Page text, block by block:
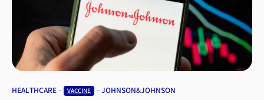
않아 병원에 가기 위해 자가키트로 검진 후 양성판정을 받았다. 남편과 9살,
5살 난 두 딸은 다행히 음성이었다. 그는 “백신을 3차까지 맞았는데, 이젠 감기
수준으로 지나가는 것 같다”라고 말했다. 박 씨 역시 아직 자녀들에게 백신을
맞히지 않았다. 혹시나 모를 부작용 때문이다. 박 씨는 “많이 괜찮아졌다고들
하는데 아직 부작용이 걱정된다”며 “접종을 했다는 지인 자녀들도 있는데,
우리 아이에게 접종하는 것은 여전히 꺼려진다”라고 말했다.
HEALTHCARE VACCINE JOHNSON&JOHNSON